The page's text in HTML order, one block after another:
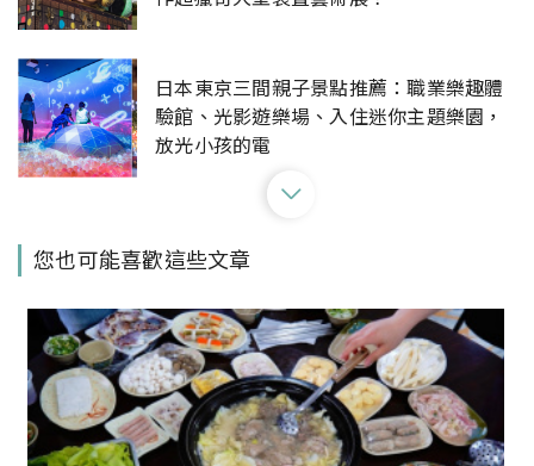
日本東京三間親子景點推薦：職業樂趣體
驗館、光影遊樂場、入住迷你主題樂園，
放光小孩的電
推薦：神社、溫泉、展望台，近距離感受
仍是日本人的小確幸！尋訪東京近郊社區
的珍珠奶茶街邊店「台湾茶屋」，感受專
屬台灣的溫暖風情
您也可能喜歡這些文章